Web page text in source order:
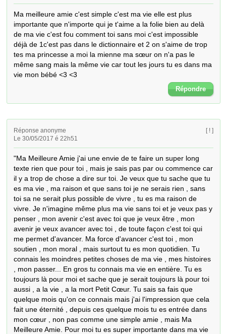
Ma meilleure amie c'est simple c'est ma vie elle est plus
importante que n'importe qui je t'aime a la folie bien au delà
de ma vie c'est fou comment toi sans moi c'est impossible
déjà de 1c'est pas dans le dictionnaire et 2 on s'aime de trop
tes ma princesse a moi la mienne ma sœur on n'a pas le
même sang mais la même vie car tout les jours tu es dans ma
vie mon bébé <3 <3
Répondre
Réponse anonyme
Le 30/05/2017 é 22h51
[ ! ]
"Ma Meilleure Amie j'ai une envie de te faire un super long
texte rien que pour toi , mais je sais pas par ou commence car
il y a trop de chose a dire sur toi. Je veux que tu sache que tu
es ma vie , ma raison et que sans toi je ne serais rien , sans
toi sa ne serait plus possible de vivre , tu es ma raison de
vivre. Je n'imagine même plus ma vie sans toi et je veux pas y
penser , mon avenir c'est avec toi que je veux être , mon
avenir je veux avancer avec toi , de toute façon c'est toi qui
me permet d'avancer. Ma force d'avancer c'est toi , mon
soutien , mon moral , mais surtout tu es mon quotidien. Tu
connais les moindres petites choses de ma vie , mes histoires
, mon passer... En gros tu connais ma vie en entière. Tu es
toujours là pour moi et sache que je serait toujours là pour toi
aussi , a la vie , a la mort Petit Cœur. Tu sais sa fais que
quelque mois qu'on ce connais mais j'ai l'impression que cela
fait une éternité , depuis ces quelque mois tu es entrée dans
mon cœur , non pas comme une simple amie , mais Ma
Meilleure Amie. Pour moi tu es super importante dans ma vie